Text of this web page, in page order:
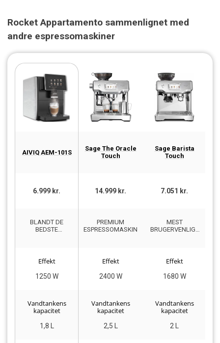
Rocket Appartamento sammenlignet med
andre espressomaskiner
AIVIQ AEM-101S
Sage The Oracle
Touch
Sage Barista
Touch
6.999 kr. 14.999 kr. 7.051 kr.
BLANDT DE
BEDSTE
PREMIUM
ESPRESSOMASKINE
MEST
BRUGERVENLIGE
Effekt
1250 W
Effekt
2400 W
Effekt
1680 W
Vandtankens
kapacitet
1,8 L
Vandtankens
kapacitet
2,5 L
Vandtankens
kapacitet
2 L